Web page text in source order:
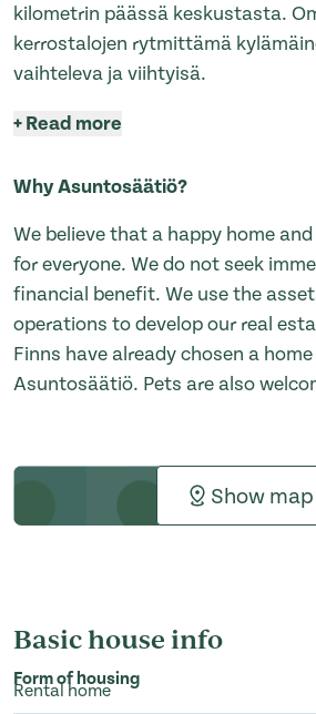
kilometrin päässä keskustasta.
kerrostalojen rytmittämä
vaihteleva ja viihtyisä.
+Read more
Why Asuntosäätiö?
We believe that a happy home
for everyone. We do not seek
financial benefit. We use the
operations to develop our real
Finns have already chosen a
Asuntosäätiö. Pets are also
Show map
Basic house info
Form of housing
Rental home